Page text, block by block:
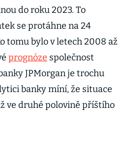
do roku 2023. To
se protáhne na 24
tomu bylo v letech 2008 až
prognóze společnost
JPMorgan je trochu
banky míní, že situace
ve druhé polovině příštího